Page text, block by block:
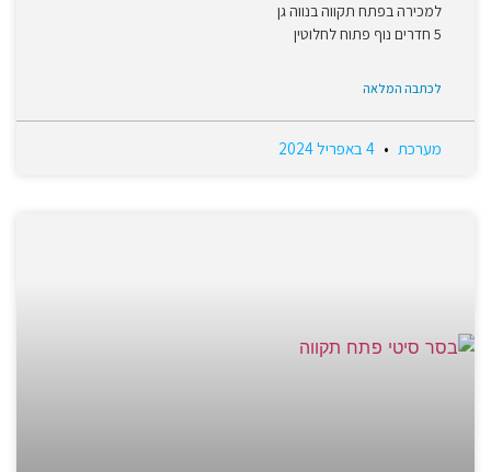
למכירה בפתח תקווה בנווה גן
5 חדרים נוף פתוח לחלוטין
לכתבה המלאה
מערכת